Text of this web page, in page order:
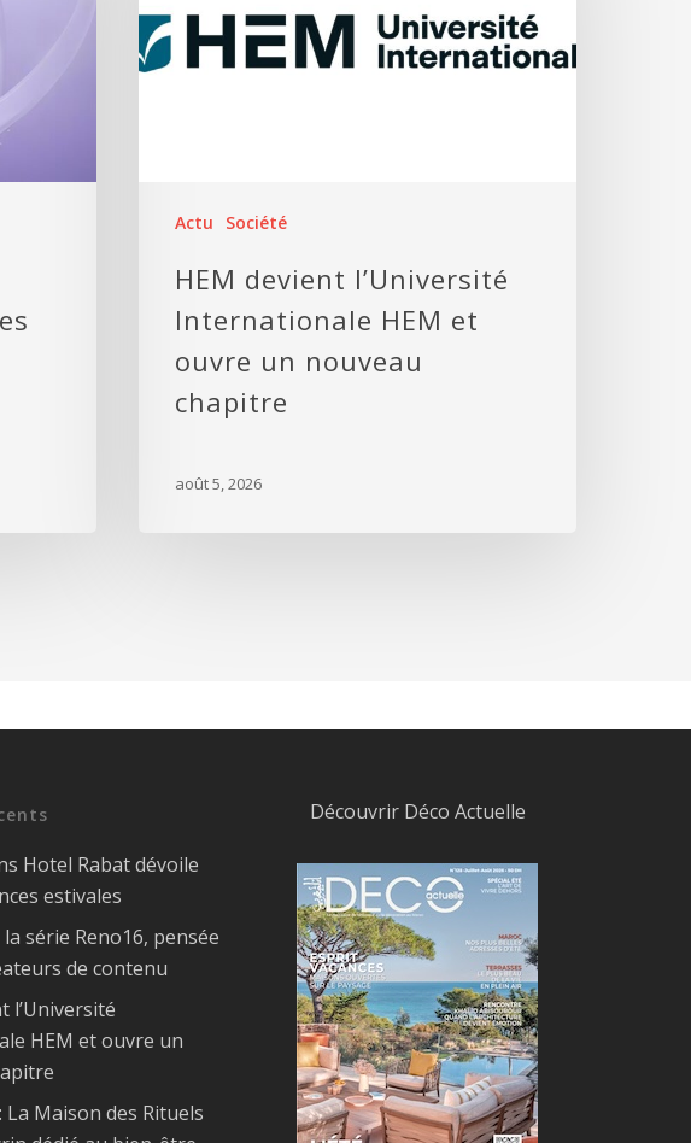
Actu Société
HEM devient l’Université
Internationale HEM et
ouvre un nouveau
chapitre
août 5, 2026
Hotel Rabat dévoile
estivales
la série Reno16, pensée
de contenu
l’Université
HEM et ouvre un
Maison des Rituels
Découvrir Déco Actuelle